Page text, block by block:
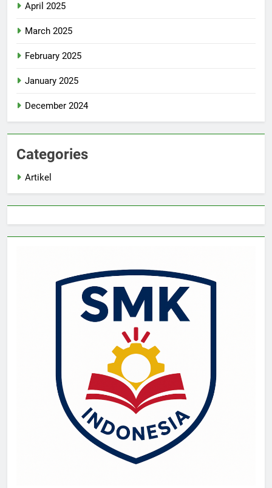
April 2025
March 2025
February 2025
January 2025
December 2024
Categories
Artikel